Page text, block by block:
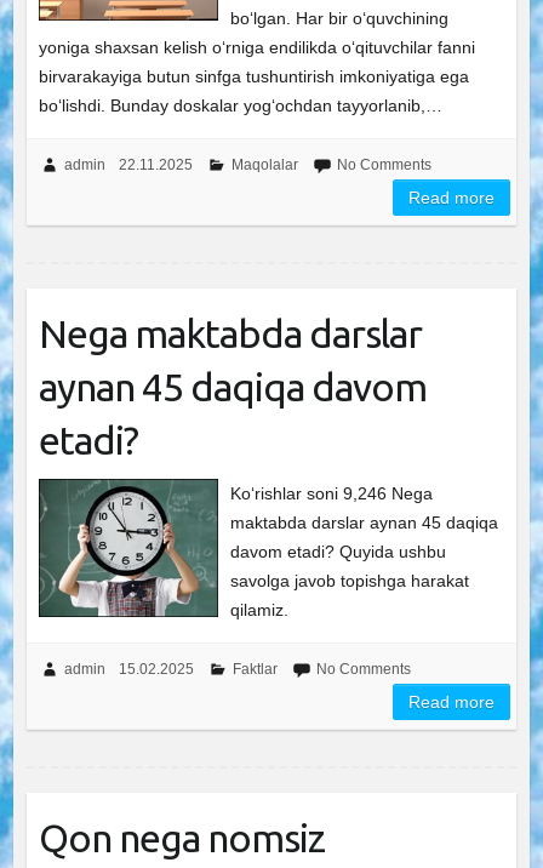
bo‘lgan. Har bir o‘quvchining
yoniga shaxsan kelish o‘rniga endilikda o‘qituvchilar fanni
birvarakayiga butun sinfga tushuntirish imkoniyatiga ega
bo‘lishdi. Bunday doskalar yog‘ochdan tayyorlanib,…
admin 22.11.2025 Maqolalar No Comments
Read more
Nega maktabda darslar
aynan 45 daqiqa davom
etadi?
Ko‘rishlar soni 9,246 Nega
maktabda darslar aynan 45 daqiqa
davom etadi? Quyida ushbu
savolga javob topishga harakat
qilamiz.
admin 15.02.2025 Faktlar No Comments
Read more
Qon nega nomsiz